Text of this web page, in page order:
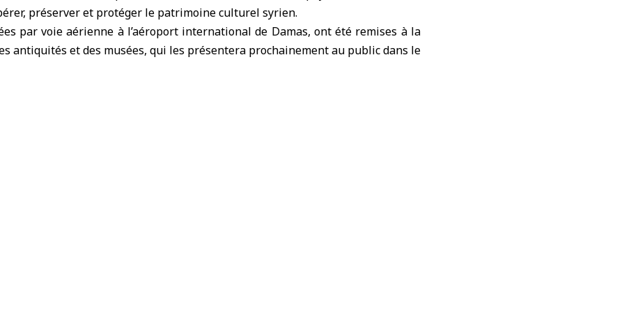
préserver et protéger le patrimoine culturel syrien.
par voie aérienne à l’aéroport international de Damas, ont été remises à la
antiquités et des musées, qui les présentera prochainement au public dans le